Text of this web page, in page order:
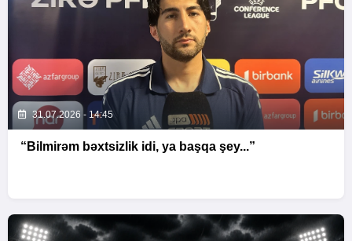
31.07.2026 - 14:45
“Bilmirəm bəxtsizlik idi, ya başqa şey...”